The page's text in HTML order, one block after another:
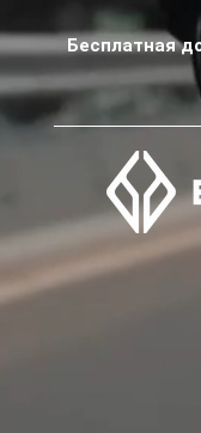
Бесплатная